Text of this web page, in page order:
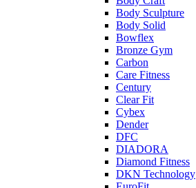
Body Sculpture
Body Solid
Bowflex
Bronze Gym
Carbon
Care Fitness
Century
Clear Fit
Cybex
Dender
DFC
DIADORA
Diamond Fitness
DKN Technology